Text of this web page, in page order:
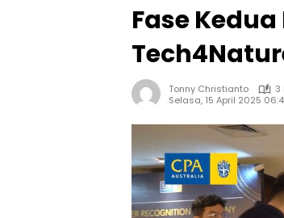
Fase
Tonny Christianto
3
Selasa, 15 April 2025